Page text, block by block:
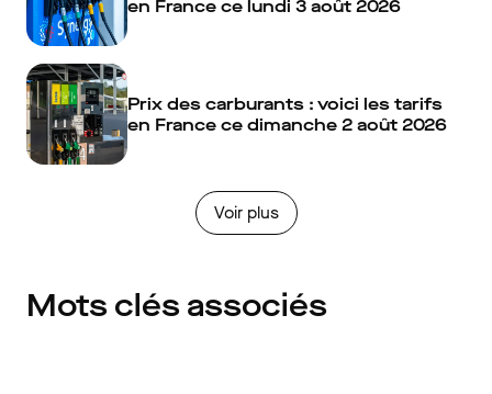
en France ce lundi 3 août 2026
Prix des carburants : voici les tarifs
en France ce dimanche 2 août 2026
Voir plus
Mots clés associés